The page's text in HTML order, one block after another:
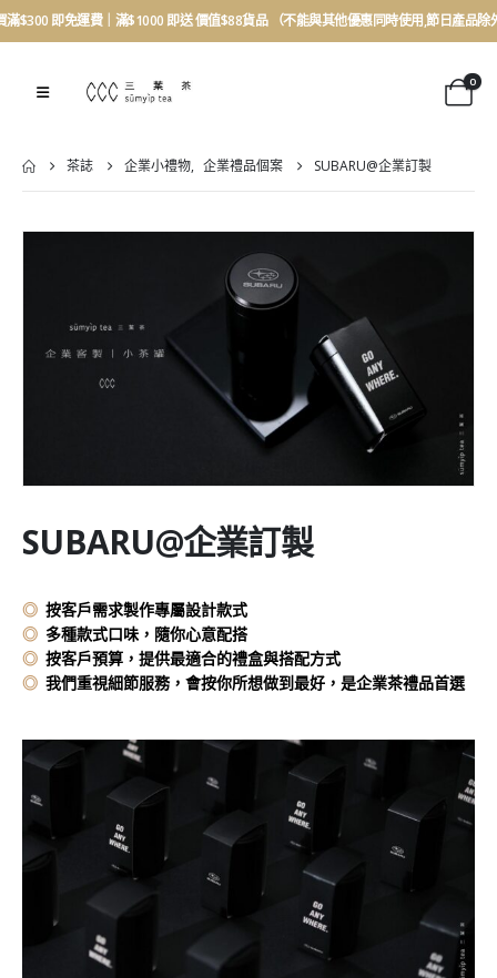
滿$300 即免運費｜滿$1000 即送 價值$88貨品 （不能與其他優惠同時使用,節日產品除
0
茶誌 企業小禮物, 企業禮品個案 SUBARU@企業訂製
SUBARU@企業訂製
◎按客戶需求製作專屬設計款式
◎ 多種款式口味，隨你心意配搭
◎按客戶預算，提供最適合的禮盒與搭配方式
◎ 我們重視細節服務，會按你所想做到最好，是企業茶禮品首選